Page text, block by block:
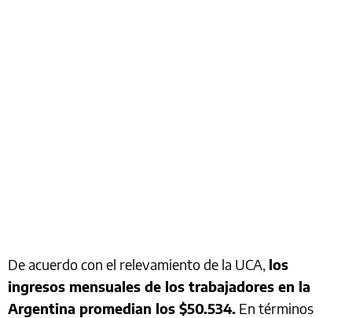
De acuerdo con el relevamiento de la UCA, los
ingresos mensuales de los trabajadores en la
Argentina promedian los $50.534. En términos